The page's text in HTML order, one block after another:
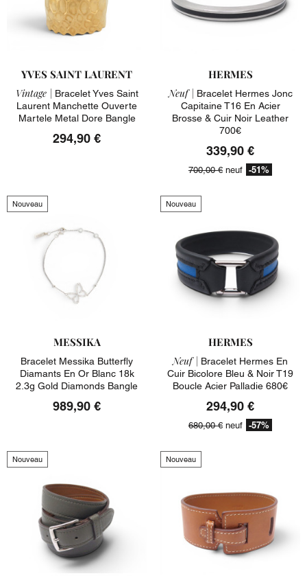
YVES SAINT LAURENT
Vintage | Bracelet Yves Saint
Laurent Manchette Ouverte
Martele Metal Dore Bangle
294,90 €
HERMES
Neuf | Bracelet Hermes Jonc
Capitaine T16 En Acier
Brosse & Cuir Noir Leather
700€
339,90 €
700,00 € neuf -51%
Nouveau
MESSIKA
Bracelet Messika Butterfly
Diamants En Or Blanc 18k
2.3g Gold Diamonds Bangle
989,90 €
Nouveau
HERMES
Neuf | Bracelet Hermes En
Cuir Bicolore Bleu & Noir T19
Boucle Acier Palladie 680€
294,90 €
680,00 € neuf -57%
Nouveau Nouveau